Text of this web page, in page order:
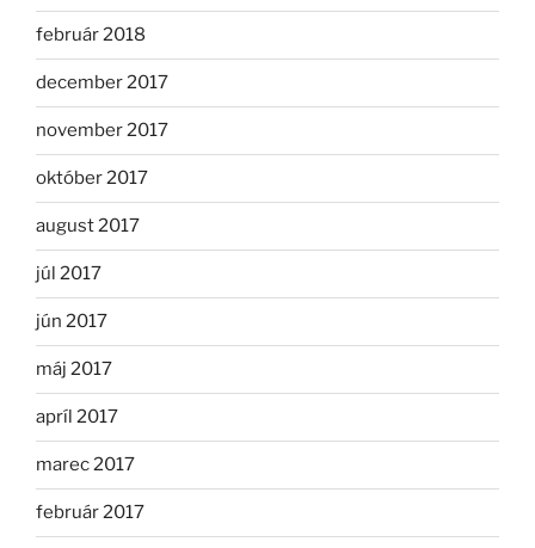
február 2018
december 2017
november 2017
október 2017
august 2017
júl 2017
jún 2017
máj 2017
apríl 2017
marec 2017
február 2017